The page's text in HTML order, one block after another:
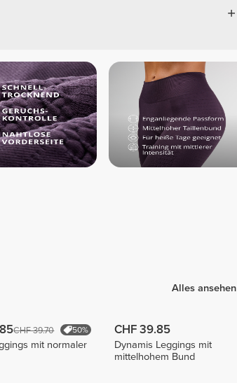
Alles ansehen
CHF 39.70 50%
mit normaler
CHF 39.85
Dynamis Leggings mit
mittelhohem Bund